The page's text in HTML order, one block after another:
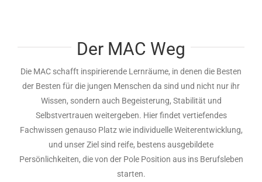
Der MAC Weg
Die MAC schafft inspirierende Lernräume, in denen die Besten
der Besten für die jungen Menschen da sind und nicht nur ihr
Wissen, sondern auch Begeisterung, Stabilität und
Selbstvertrauen weitergeben. Hier findet vertiefendes
Fachwissen genauso Platz wie individuelle Weiterentwicklung,
und unser Ziel sind reife, bestens ausgebildete
Persönlichkeiten, die von der Pole Position aus ins Berufsleben
starten.